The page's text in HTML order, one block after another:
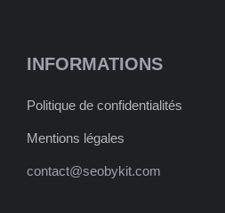
INFORMATIONS
Politique de confidentialités
Mentions légales
contact@seobykit.com